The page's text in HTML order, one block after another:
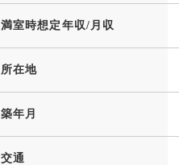
満室時想定年収/月収
所在地
築年月
交通